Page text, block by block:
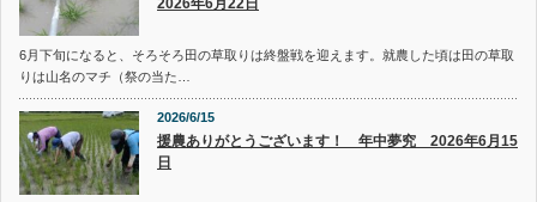
6月下旬になると、そろそろ田の草取りは終盤戦を迎えます。就農した頃は田の草取
りは山名のマチ（祭の当た…
2026/6/15
援農ありがとうございます！ 年中夢究 2026年6月15
日